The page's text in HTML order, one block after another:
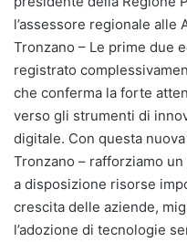
l’assessore regionale
Tronzano – Le prime due
registrato
che conferma la forte
verso gli strumenti di
digitale. Con questa
Tronzano – rafforziamo
a disposizione risorse
crescita delle aziende,
l’adozione di tecnologie